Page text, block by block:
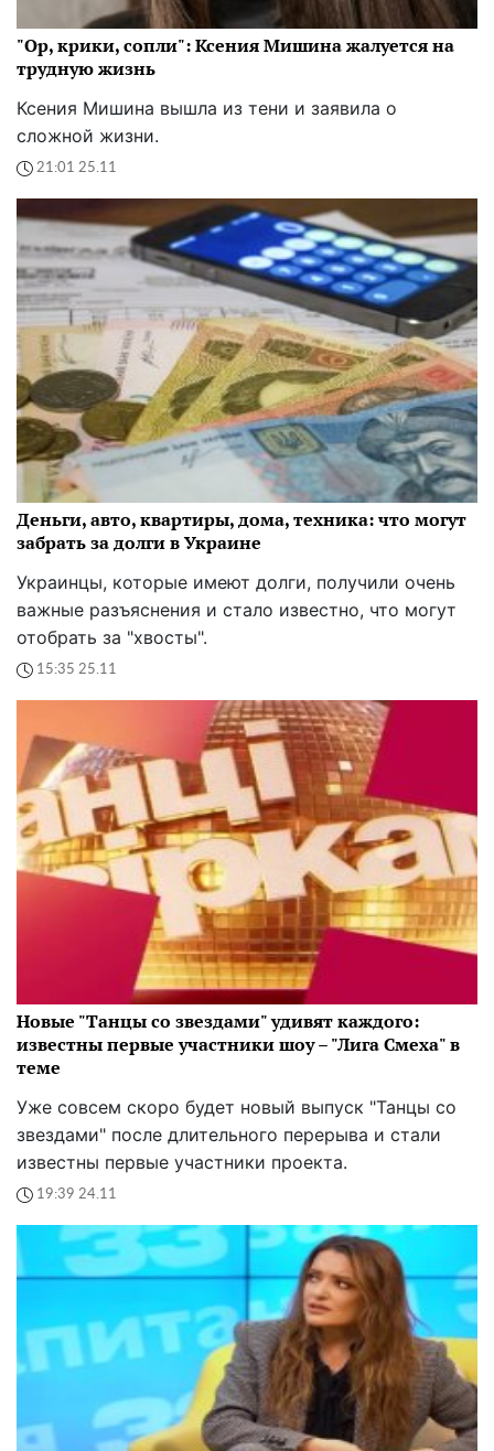
"Ор, крики, сопли": Ксения Мишина жалуется на
трудную жизнь
Ксения Мишина вышла из тени и заявила о
сложной жизни.
21:01 25.11
Деньги, авто, квартиры, дома, техника: что могут
забрать за долги в Украине
Украинцы, которые имеют долги, получили очень
важные разъяснения и стало известно, что могут
отобрать за "хвосты".
15:35 25.11
Новые "Танцы со звездами" удивят каждого:
известны первые участники шоу – "Лига Смеха" в
теме
Уже совсем скоро будет новый выпуск "Танцы со
звездами" после длительного перерыва и стали
известны первые участники проекта.
19:39 24.11